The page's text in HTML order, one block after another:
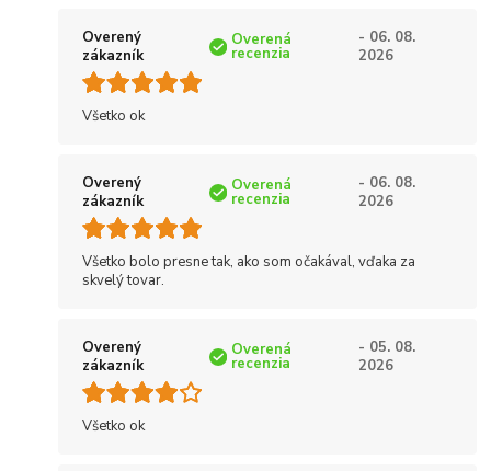
Overený
zákazník
Overená
recenzia
- 06. 08.
2026
Všetko ok
Overený
zákazník
Overená
recenzia
- 06. 08.
2026
Všetko bolo presne tak, ako som očakával, vďaka za
skvelý tovar.
Overený
zákazník
Overená
recenzia
- 05. 08.
2026
Všetko ok